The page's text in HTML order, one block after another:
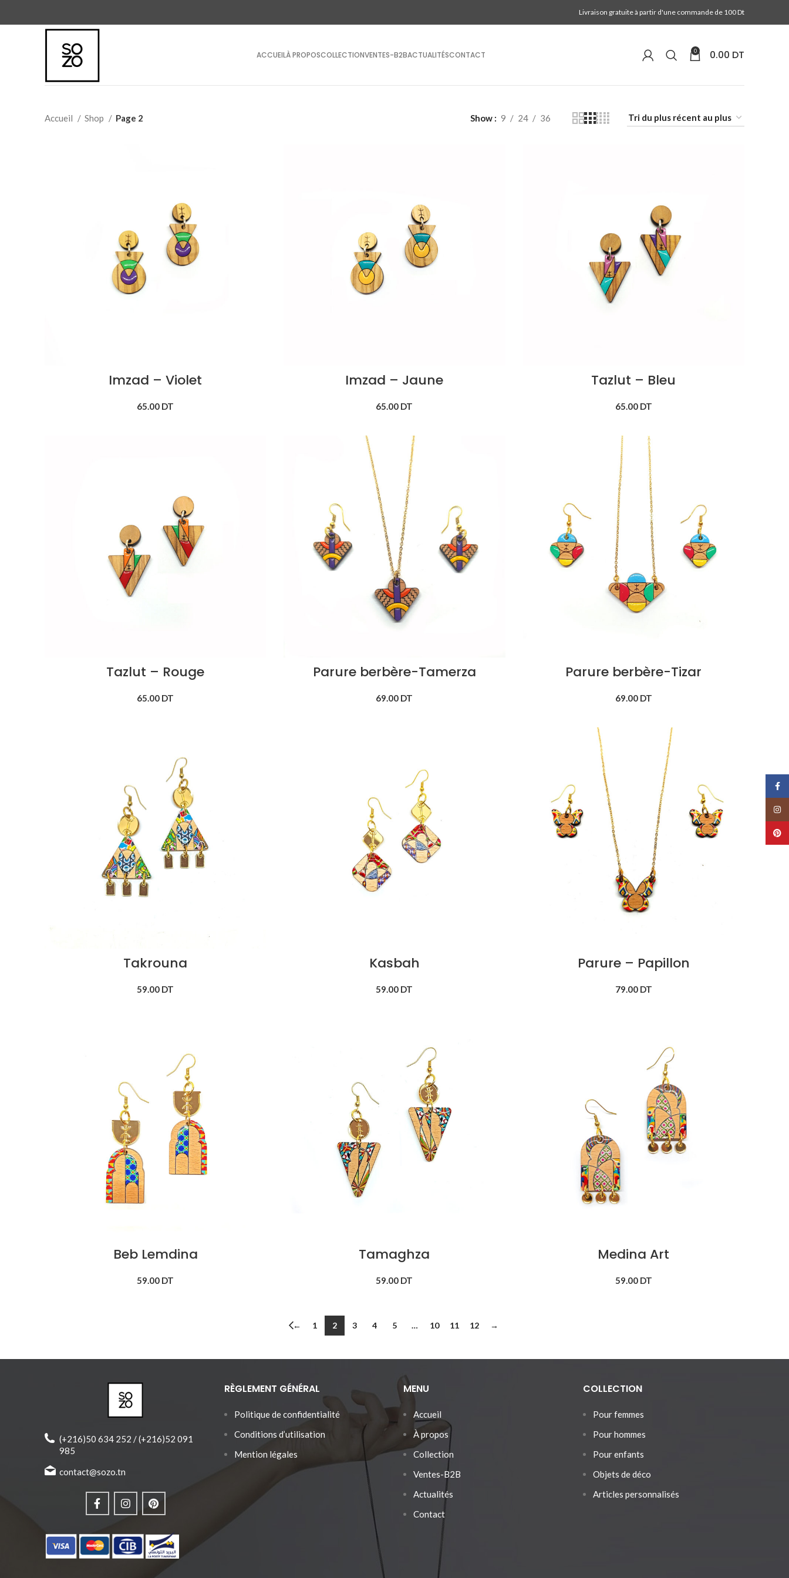
Livraison gratuite à partir d'une commande de 100 Dt
ACCUEILÀ PROPOSCOLLECTIONVENTES-B2BACTUALITÉSCONTACT 0 0.00 DT
Accueil Shop Page 2 Show 9 24 36
Imzad – Violet
65.00 DT
Imzad – Jaune
65.00 DT
Tazlut – Bleu
65.00 DT
Tazlut – Rouge
65.00 DT
Parure berbère-Tamerza
69.00 DT
Parure berbère-Tizar
69.00 DT
Takrouna
59.00 DT
Kasbah
59.00 DT
Parure – Papillon
79.00 DT
Beb Lemdina
59.00 DT
Tamaghza
59.00 DT
Medina Art
59.00 DT
← 1 2 3 4 5 … 10 11 12 →
(+216)50 634 252 / (+216)52 091
985
contact@sozo.tn
RÈGLEMENT GÉNÉRAL
Politique de confidentialité
Conditions d’utilisation
Mention légales
MENU
Accueil
À propos
Collection
Ventes-B2B
Actualités
Contact
COLLECTION
Pour femmes
Pour hommes
Pour enfants
Objets de déco
Articles personnalisés